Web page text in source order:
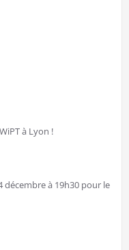
à Lyon !
à 19h30 pour le